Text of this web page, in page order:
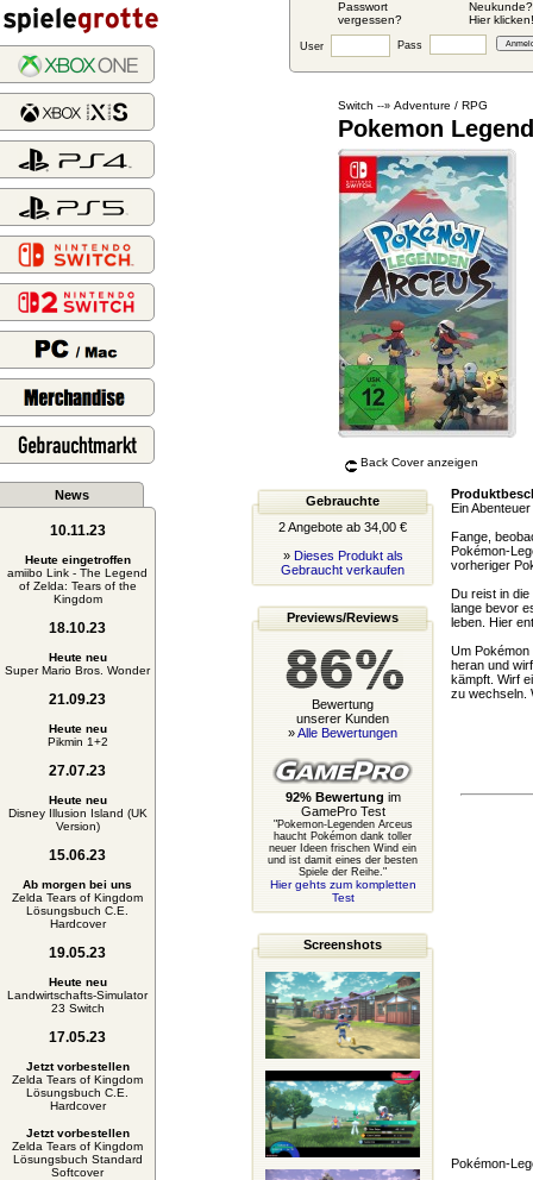
Passwort
vergessen?
Neukunde?
Hier klicken!
User Pass
News
10.11.23
Heute eingetroffen
amiibo Link - The Legend
of Zelda: Tears of the
Kingdom
18.10.23
Heute neu
Super Mario Bros. Wonder
21.09.23
Heute neu
Pikmin 1+2
27.07.23
Heute neu
Disney Illusion Island (UK
Version)
15.06.23
Ab morgen bei uns
Zelda Tears of Kingdom
Lösungsbuch C.E.
Hardcover
19.05.23
Heute neu
Landwirtschafts-Simulator
23 Switch
17.05.23
Jetzt vorbestellen
Zelda Tears of Kingdom
Lösungsbuch C.E.
Hardcover
Jetzt vorbestellen
Zelda Tears of Kingdom
Lösungsbuch Standard
Softcover
Switch --» Adventure / RPG
Pokemon
Back Cover anzeigen
Gebrauchte
2 Angebote ab 34,00 €
» Dieses Produkt als
Gebraucht verkaufen
Previews/Reviews
Bewertung
unserer Kunden
»Alle Bewertungen
92% Bewertung im
GamePro Test
"Pokemon-Legenden Arceus
haucht Pokémon dank toller
neuer Ideen frischen Wind ein
und ist damit eines der besten
Spiele der Reihe."
Hier gehts zum kompletten
Test
Screenshots
Ein
Fange,
Pokémon-
vorheriger
Du reist in
lange bevor
leben. Hier
Um
heran und
kämpft. Wirf
zu wechseln.
Pokémon-